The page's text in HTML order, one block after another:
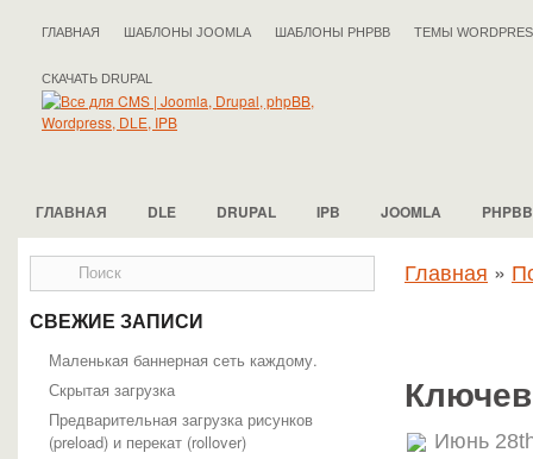
ГЛАВНАЯ ШАБЛОНЫ JOOMLA ШАБЛОНЫ PHPBB ТЕМЫ
СКАЧАТЬ DRUPAL
ГЛАВНАЯ DLE DRUPAL IPB JOOMLA PHPBB
СВЕЖИЕ ЗАПИСИ
Маленькая баннерная сеть каждому.
Скрытая загрузка
Предварительная загрузка рисунков
(preload) и перекат (rollover)
Главная »
Июнь